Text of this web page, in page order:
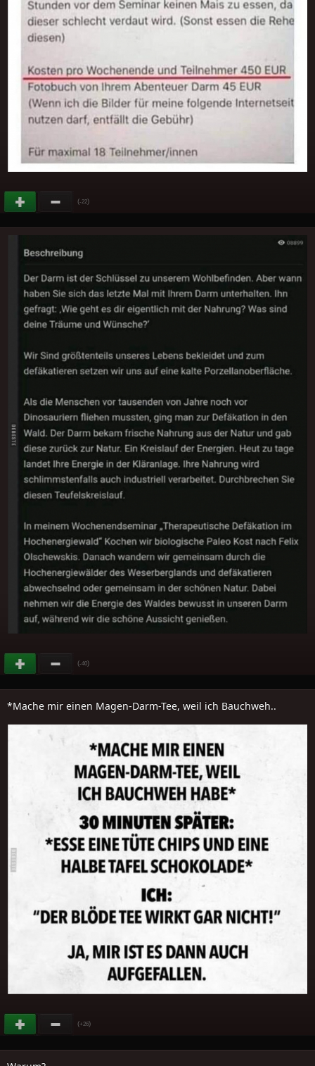
(-22)
(-40)
*Mache mir einen Magen-Darm-Tee, weil ich Bauchweh..
(+26)